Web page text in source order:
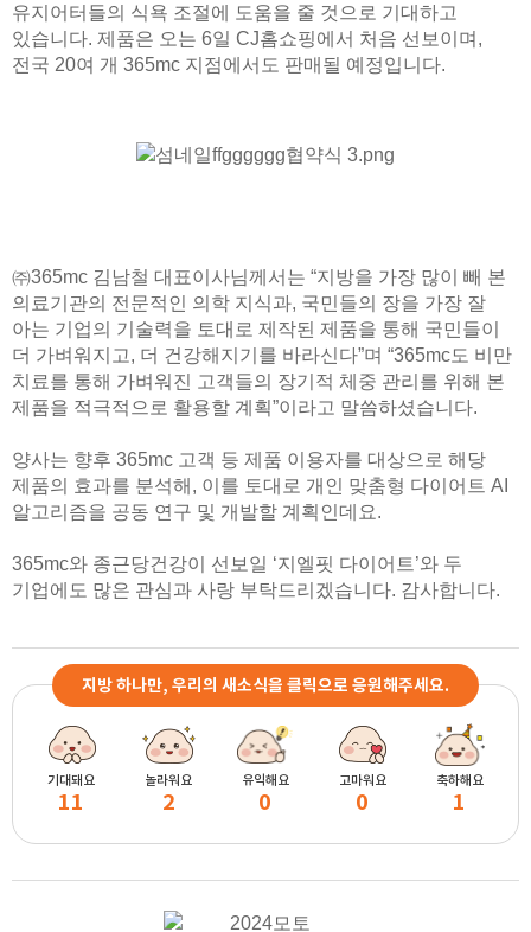
유지어터들의 식욕 조절에 도움을 줄 것으로 기대하고
있습니다. 제품은 오는 6일 CJ홈쇼핑에서 처음 선보이며,
전국 20여 개 365mc 지점에서도 판매될 예정입니다.
㈜365mc 김남철 대표이사님께서는 “지방을 가장 많이 빼 본
의료기관의 전문적인 의학 지식과, 국민들의 장을 가장 잘
아는 기업의 기술력을 토대로 제작된 제품을 통해 국민들이
더 가벼워지고, 더 건강해지기를 바라신다”며 “365mc도 비만
치료를 통해 가벼워진 고객들의 장기적 체중 관리를 위해 본
제품을 적극적으로 활용할 계획”이라고 말씀하셨습니다.
양사는 향후 365mc 고객 등 제품 이용자를 대상으로 해당
제품의 효과를 분석해, 이를 토대로 개인 맞춤형 다이어트 AI
알고리즘을 공동 연구 및 개발할 계획인데요.
365mc와 종근당건강이 선보일 ‘지엘핏 다이어트’와 두
기업에도 많은 관심과 사랑 부탁드리겠습니다. 감사합니다.
지방 하나만, 우리의 새소식을 클릭으로 응원해주세요.
기대돼요
11
놀라워요
2
유익해요
0
고마워요
0
축하해요
1